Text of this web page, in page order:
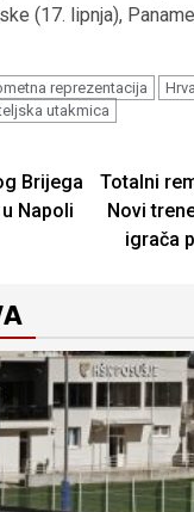
(17. lipnja),
reprezentacija
utakmica
Brijega
Napoli
Totalni
Novi
igrača